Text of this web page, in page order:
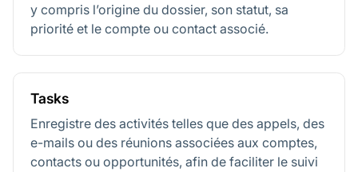
y compris l’origine du dossier, son statut, sa
priorité et le compte ou contact associé.
Tasks
Enregistre des activités telles que des appels, des
e-mails ou des réunions associées aux comptes,
contacts ou opportunités, afin de faciliter le suivi